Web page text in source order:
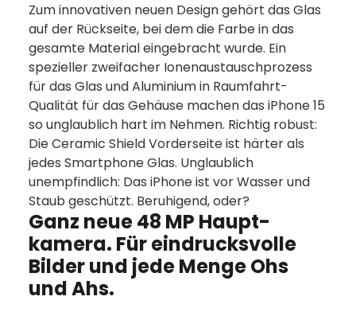
Zum innova­tiven neuen Design gehört das Glas
auf der Rückseite, bei dem die Farbe in das
gesamte Material eingebracht wurde. Ein
spezieller zweifacher Ionen­austausch­prozess
für das Glas und Aluminium­ in Raumfahrt-
Qualität für das Gehäuse machen das iPhone 15
so unglaublich hart im Nehmen. Richtig robust:
Die Ceramic Shield Vorder­seite ist härter als
jedes Smartphone Glas. Unglaublich
unempfindlich: Das iPhone ist vor Wasser und
Staub geschützt. Beruhigend, oder?
Ganz neue 48 MP Haupt­
kamera. Für ein­drucks­­­volle
Bilder und jede Menge Ohs
und Ahs.